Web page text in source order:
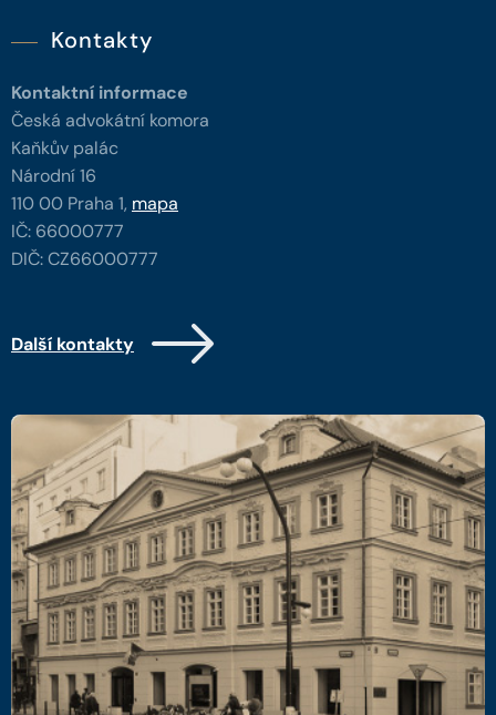
Kontakty
Kontaktní informace
Česká advokátní komora
Kaňkův palác
Národní 16
110 00 Praha 1, mapa
IČ: 66000777
DIČ: CZ66000777
Další kontakty